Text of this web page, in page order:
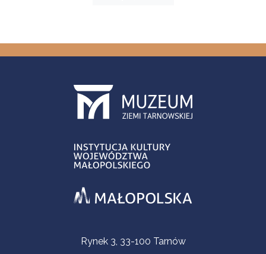
Informacje kontaktoweRynek 3, 33-100 Tarnów